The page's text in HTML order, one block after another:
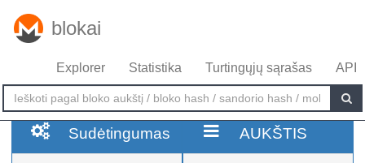
blokai
Explorer Statistika Turtingųjų sąrašas API
Sudėtingumas AUKŠTIS